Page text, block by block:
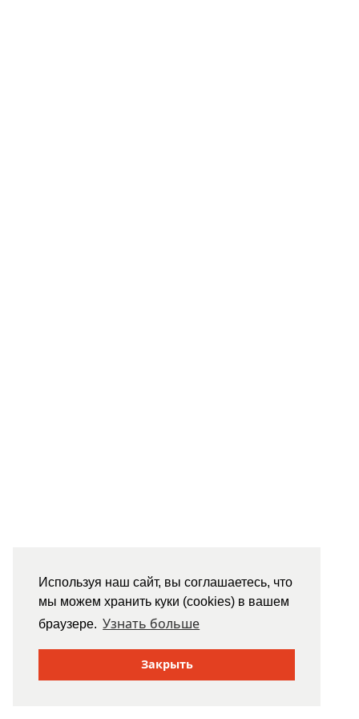
Используя наш сайт, вы соглашаетесь, что
мы можем хранить куки (cookies) в вашем
браузере. Узнать больше
Закрыть